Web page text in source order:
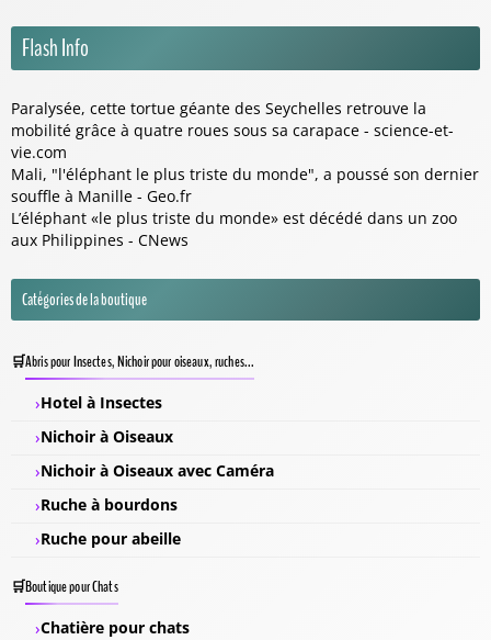
Flash Info
Paralysée, cette tortue géante des Seychelles retrouve la
mobilité grâce à quatre roues sous sa carapace - science-et-
vie.com
Mali, "l'éléphant le plus triste du monde", a poussé son dernier
souffle à Manille - Geo.fr
L’éléphant «le plus triste du monde» est décédé dans un zoo
aux Philippines - CNews
Catégories de la boutique
Abris pour Insectes, Nichoir pour oiseaux, ruches...
Hotel à Insectes
Nichoir à Oiseaux
Nichoir à Oiseaux avec Caméra
Ruche à bourdons
Ruche pour abeille
Boutique pour Chats
Chatière pour chats